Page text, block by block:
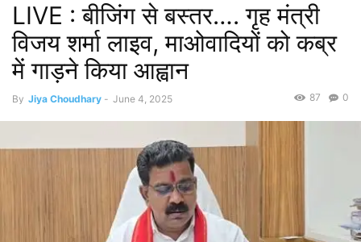
LIVE : बीजिंग से बस्तर…. गृह मंत्री
विजय शर्मा लाइव, माओवादियों को कब्र
में गाड़ने किया आह्वान
By Jiya Choudhary - June 4, 2025 0
87